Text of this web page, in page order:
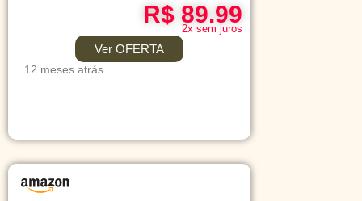
R$ 89.99
2x sem juros
Ver OFERTA
12 meses atrás